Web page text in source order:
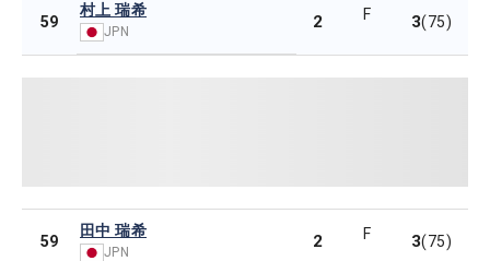
59
村上 瑞希
JPN 2 F 3(75)
59
田中 瑞希
JPN
2 F 3(75)